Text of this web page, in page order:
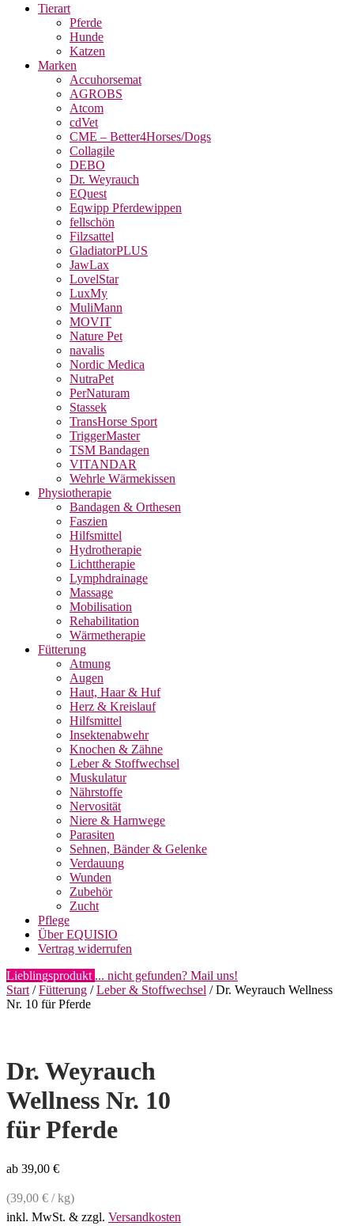
Tierart
Pferde
Hunde
Katzen
Marken
Accuhorsemat
AGROBS
Atcom
cdVet
CME – Better4Horses/Dogs
Collagile
DEBO
Dr. Weyrauch
EQuest
Eqwipp Pferdewippen
fellschön
Filzsattel
GladiatorPLUS
JawLax
LovelStar
LuxMy
MuliMann
MOVIT
Nature Pet
navalis
Nordic Medica
NutraPet
PerNaturam
Stassek
TransHorse Sport
TriggerMaster
TSM Bandagen
VITANDAR
Wehrle Wärmekissen
Physiotherapie
Bandagen & Orthesen
Faszien
Hilfsmittel
Hydrotherapie
Lichttherapie
Lymphdrainage
Massage
Mobilisation
Rehabilitation
Wärmetherapie
Fütterung
Atmung
Augen
Haut, Haar & Huf
Herz & Kreislauf
Hilfsmittel
Insektenabwehr
Knochen & Zähne
Leber & Stoffwechsel
Muskulatur
Nährstoffe
Nervosität
Niere & Harnwege
Parasiten
Sehnen, Bänder & Gelenke
Verdauung
Wunden
Zubehör
Zucht
Pflege
Über EQUISIO
Vertrag widerrufen
Lieblingsprodukt ... nicht gefunden? Mail uns!
Start /Fütterung /Leber & Stoffwechsel / Dr. Weyrauch Wellness
Nr. 10 für Pferde
Dr. Weyrauch
Wellness Nr. 10
für Pferde
ab 39,00 €
(39,00 € /kg)
inkl. MwSt. & zzgl. Versandkosten